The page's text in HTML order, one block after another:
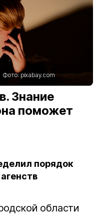
Фото:pixabay.com
Знание
поможет
порядок
области